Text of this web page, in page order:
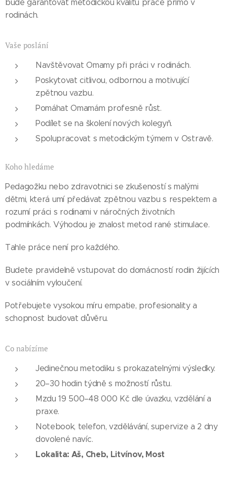
bude garantovat metodickou kvalitu práce přímo v
rodinách.
Vaše poslání
Navštěvovat Omamy při práci v rodinách.
Poskytovat citlivou, odbornou a motivující
zpětnou vazbu.
Pomáhat Omamám profesně růst.
Podílet se na školení nových kolegyň.
Spolupracovat s metodickým týmem v Ostravě.
Koho hledáme
Pedagožku nebo zdravotnici se zkušeností s malými
dětmi, která umí předávat zpětnou vazbu s respektem a
rozumí práci s rodinami v náročných životních
podmínkách. Výhodou je znalost metod rané stimulace.
Tahle práce není pro každého.
Budete pravidelně vstupovat do domácností rodin žijících
v sociálním vyloučení.
Potřebujete vysokou míru empatie, profesionality a
schopnost budovat důvěru.
Co nabízíme
Jedinečnou metodiku s prokazatelnými výsledky.
20–30 hodin týdně s možností růstu.
Mzdu 19 500–48 000 Kč dle úvazku, vzdělání a
praxe.
Notebook, telefon, vzdělávání, supervize a 2 dny
dovolené navíc.
Lokalita: Aš, Cheb, Litvínov, Most